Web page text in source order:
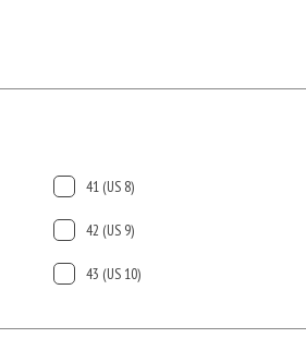
41 (US 8)
42 (US 9)
43 (US 10)